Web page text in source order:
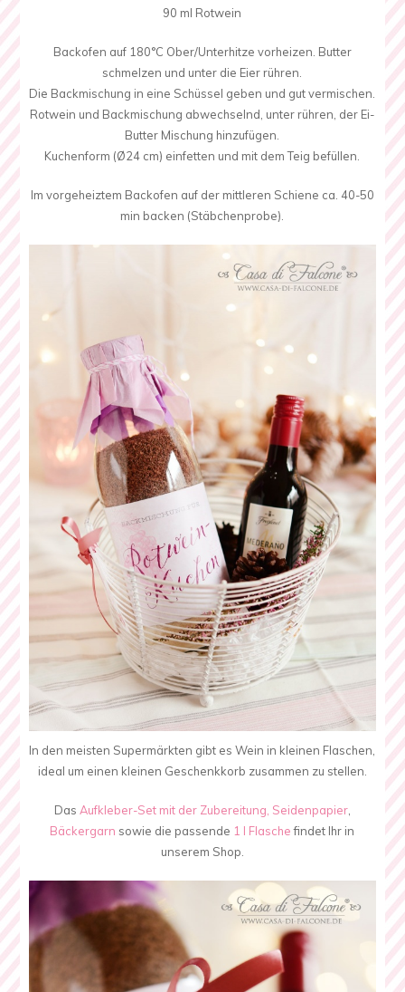
90 ml Rotwein
Backofen auf 180°C Ober/Unterhitze vorheizen. Butter
schmelzen und unter die Eier rühren.
Die Backmischung in eine Schüssel geben und gut vermischen.
Rotwein und Backmischung abwechselnd, unter rühren, der Ei-
Butter Mischung hinzufügen.
Kuchenform (Ø24 cm) einfetten und mit dem Teig befüllen.
Im vorgeheiztem Backofen auf der mittleren Schiene ca. 40-50
min backen (Stäbchenprobe).
In den meisten Supermärkten gibt es Wein in kleinen Flaschen,
ideal um einen kleinen Geschenkkorb zusammen zu stellen.
Das Aufkleber-Set mit der Zubereitung, Seidenpapier,
Bäckergarnsowie die passende 1 l Flaschefindet Ihr in
unserem Shop.